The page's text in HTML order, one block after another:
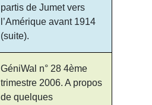
partis de Jumet vers
l’Amérique avant 1914
(suite).
GéniWal n° 28 4ème
trimestre 2006. A propos
de quelques